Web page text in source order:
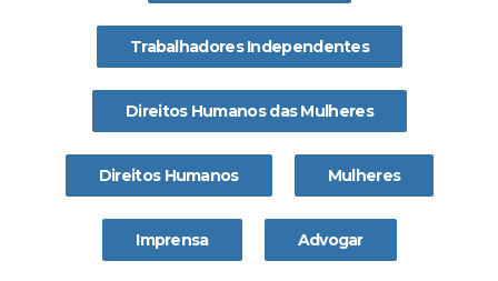
Trabalhadores Independentes
Direitos Humanos das Mulheres
Direitos Humanos Mulheres
Imprensa Advogar